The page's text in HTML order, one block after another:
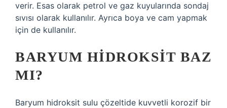
verir. Esas olarak petrol ve gaz kuyularında sondaj
sıvısı olarak kullanılır. Ayrıca boya ve cam yapmak
için de kullanılır.
BARYUM HIDROKSIT BAZ
MI?
Baryum hidroksit sulu çözeltide kuvvetli korozif bir